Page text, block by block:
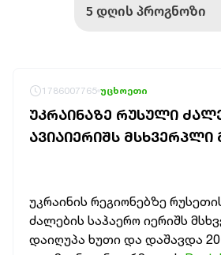
1786007765 უცხოეთი
ᲣᲙᲠᲐᲘᲜᲐᲖᲔ ᲠᲣᲡᲣᲚᲘ
ᲐᲕᲘᲐᲘᲔᲠᲘᲨᲡ ᲛᲡᲮᲕᲔᲠᲞᲚᲘ
უკრაინის რეგიონებზე
ძალების საჰაერო იერიშს
დაიღუპა ხუთი და დაშავდა